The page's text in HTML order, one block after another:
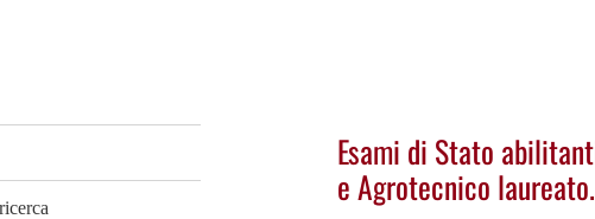
Esami di Stato
e Agrotecnico